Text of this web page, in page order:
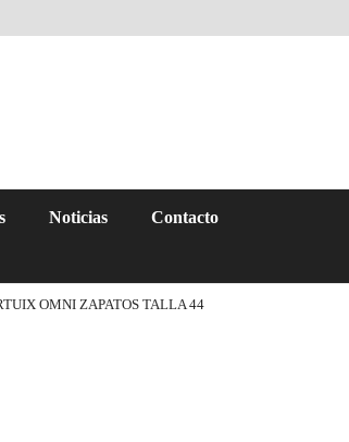
Noticias Contacto
OMNI ZAPATOS TALLA 44